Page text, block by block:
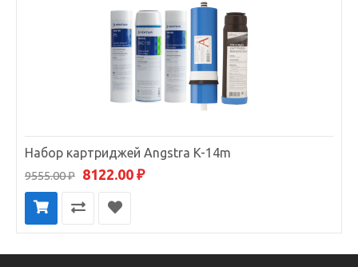
Набор картриджей Angstra K-14m
9555.00 ₽ 8122.00 ₽